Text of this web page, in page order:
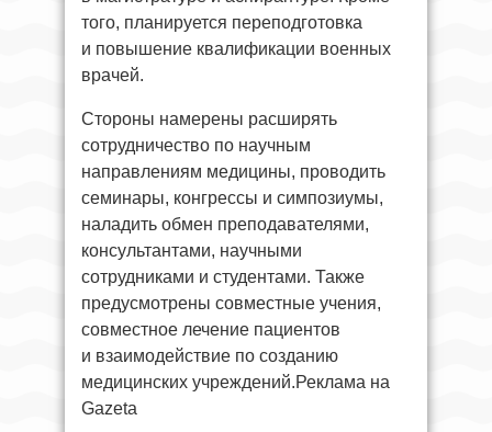
того, планируется переподготовка
и повышение квалификации военных
врачей.
Стороны намерены расширять
сотрудничество по научным
направлениям медицины, проводить
семинары, конгрессы и симпозиумы,
наладить обмен преподавателями,
консультантами, научными
сотрудниками и студентами. Также
предусмотрены совместные учения,
совместное лечение пациентов
и взаимодействие по созданию
медицинских учреждений.Реклама на
Gazeta